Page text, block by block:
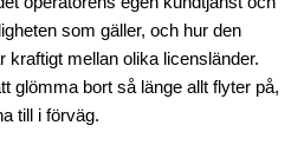
som gäller, och hur den
kraftigt mellan olika licensländer.
glömma bort så länge allt flyter på,
till i förväg.